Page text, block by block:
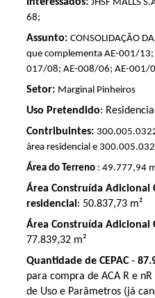
JHSF MALLS
68;
Assunto: CONSOLIDAÇÃO
que complementa AE-001/
017/08; AE-008/06; AE-001/
Setor: Marginal Pinheiros
Uso Pretendido:
Contribuintes:
área residencial e
Área do Terreno: 49.777,94
Área Construída Adicional
residencial : 50.837,73 m²
Área Construída Adicional
77.839,32 m²
Quantidade de CEPAC-
para compra de ACA R e
de Uso e Parâmetros (já